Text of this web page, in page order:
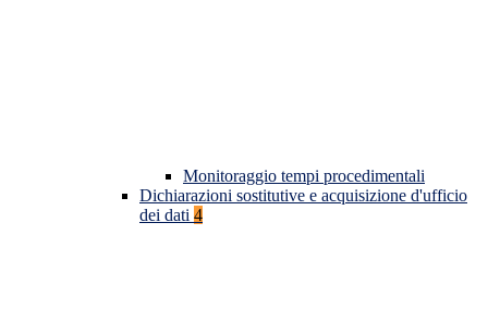
Monitoraggio tempi procedimentali
Dichiarazioni sostitutive e acquisizione d'ufficio
dei dati 4